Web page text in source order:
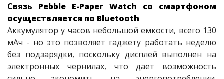
Связь Pebble E-Paper Watch со смартфоном
осуществляется по Bluetooth
Аккумулятор у часов небольшой емкости, всего 130
мАч - но это позволяет гаджету работать неделю
без подзарядки, поскольку дисплей выполнен на
электронных чернилах, что дает возможность